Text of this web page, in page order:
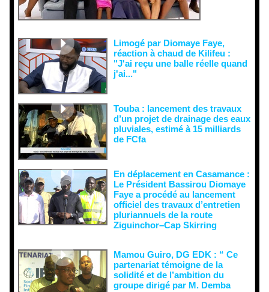
Limogé par Diomaye Faye,
réaction à chaud de Kilifeu :
"J'ai reçu une balle réelle quand
j'ai..."
Touba : lancement des travaux
d’un projet de drainage des eaux
pluviales, estimé à 15 milliards
de FCfa ‎
En déplacement en Casamance :
Le Président Bassirou Diomaye
Faye a procédé au lancement
officiel des travaux d’entretien
pluriannuels de la route
Ziguinchor–Cap Skirring
Mamou Guiro, DG EDK : “ Ce
partenariat témoigne de la
solidité et de l’ambition du
groupe dirigé par M. Demba